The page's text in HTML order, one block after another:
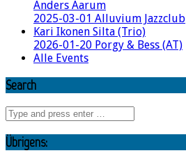
Anders Aarum
2025-03-01 Alluvium Jazzclub
Kari Ikonen Silta (Trio)
2026-01-20 Porgy & Bess (AT)
Alle Events
Search
Übrigens: